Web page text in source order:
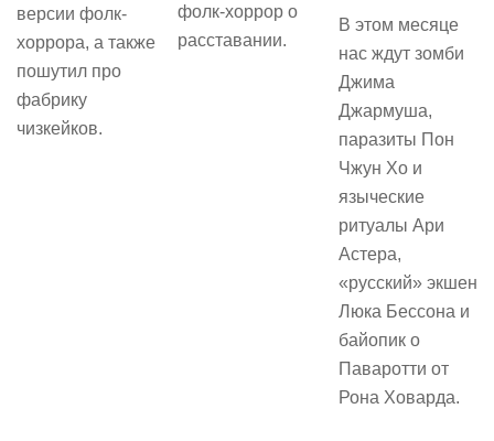
версии фолк-
хоррора, а также
пошутил про
фабрику
чизкейков.
фолк-хоррор о
расставании.
В этом месяце
нас ждут зомби
Джима
Джармуша,
паразиты Пон
Чжун Хо и
языческие
ритуалы Ари
Астера,
«русский» экшен
Люка Бессона и
байопик о
Паваротти от
Рона Ховарда.